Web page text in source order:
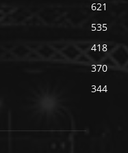
621
535
418
370
344